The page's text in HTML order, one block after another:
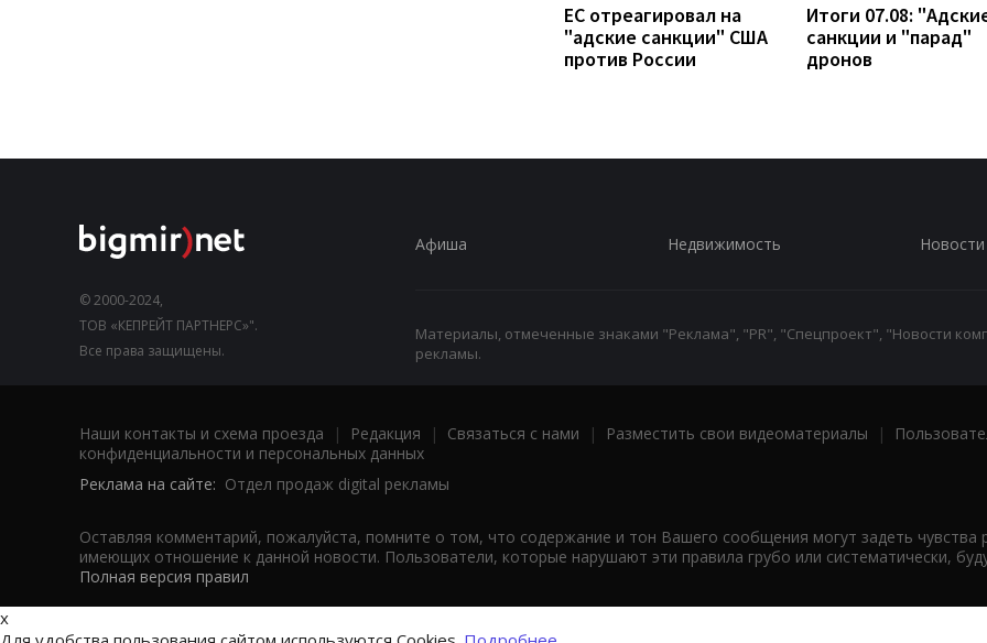
ЕС отреагировал на
"адские санкции" США
против России
Итоги 07.08:
санкции и "парад"
дронов
© 2000-2024,
ТОВ «КЕПРЕЙТ ПАРТНЕРС»".
Все права защищены.
Афиша Недвижимость Новости
Материалы, отмеченные знаками "Реклама", "PR", "Спецпроект", "Новости
рекламы.
Наши контакты и схема проезда | Редакция | Связаться с нами | Разместить свои видеоматериалы |
конфиденциальности и персональных данных
Реклама на сайте: Отдел продаж digital рекламы
Оставляя комментарий, пожалуйста, помните о том, что содержание и тон Вашего сообщения могут задеть чувства
имеющих отношение к данной новости. Пользователи, которые нарушают эти правила грубо или систематически,
Полная версия правил
x